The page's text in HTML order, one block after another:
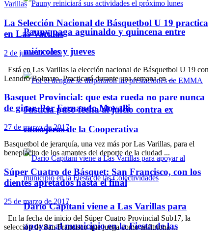
Pauny paga aguinaldo y quincena entre
miércoles y jueves
Justicia puso fecha al juicio contra ex
consejeros de la Cooperativa
Darío Capitani viene a Las Varillas para
apoyar al municipio en la Fiesta de las
La Selección Nacional de Básquetbol U 19 practica
en Las Varillas
2 de junio de 2019
Está en Las Varillas la elección nacional de Básquetbol U 19 con
Leandro Bolmaro. Practicará durante una semana en ...
Basquet Provincial: que esta rueda no pare nunca
de girar. Por Fernando Movalli
27 de marzo de 2017
Basquetbol de jerarquía, una vez más por Las Varillas, para el
beneplácito de los amantes del deporte de la ciudad ...
Súper Cuatro de Básquet: San Francisco, con los
dientes apretados hasta el final
25 de marzo de 2017
En la fecha de inicio del Súper Cuatro Provincial Sub17, la
selección de San Francisco que juega como anfitriona ...